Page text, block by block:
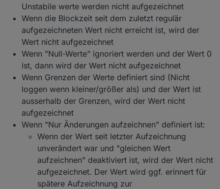
Unstabile werte werden nicht aufgezeichnet
Wenn die Blockzeit seit dem zuletzt regulär
aufgezeichneten Wert nicht erreicht ist, wird der
Wert nicht aufgezeichnet
Wenn "Null-Werte" ignoriert werden und der Wert 0
ist, dann wird der Wert nicht aufgezeichnet
Wenn Grenzen der Werte definiert sind (Nicht
loggen wenn kleiner/größer als) und der Wert ist
ausserhalb der Grenzen, wird der Wert nicht
aufgezeichnet
Wenn "Nur Änderungen aufzeichnen" definiert ist:
Wenn der Wert seit letzter Aufzeichnung
unverändert war und "gleichen Wert
aufzeichnen" deaktiviert ist, wird der Wert nicht
aufgezeichnet. Der Wert wird ggf. erinnert für
spätere Aufzeichnung zur